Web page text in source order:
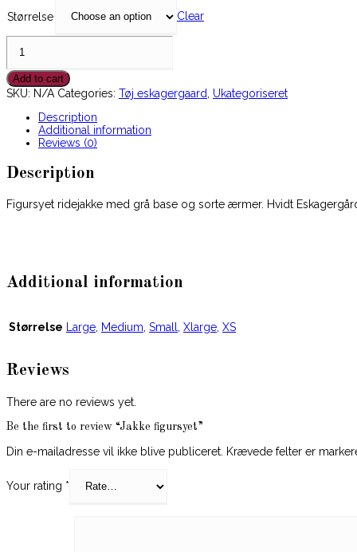
Størrelse
Clear
figursyet
quantity
Add to cart
SKU: N/A Categories: Tøj eskagergaard, Ukategoriseret
Description
Additional information
Reviews (0)
Description
Figursyet ridejakke med grå base og sorte ærmer. Hvidt
Additional information
Størrelse Large Medium Small Xlarge XS
Reviews
There are no reviews yet.
Be the first to review “Jakke figursyet”
Din e-mailadresse vil ikke blive publiceret. Krævede felter er
Your rating *